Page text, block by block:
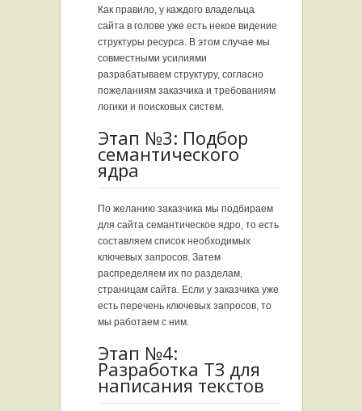
Как правило, у каждого владельца
сайта в голове уже есть некое видение
структуры ресурса. В этом случае мы
совместными усилиями
разрабатываем структуру, согласно
пожеланиям заказчика и требованиям
логики и поисковых систем.
Этап №3: Подбор
семантического
ядра
По желанию заказчика мы подбираем
для сайта семантическое ядро, то есть
составляем список необходимых
ключевых запросов. Затем
распределяем их по разделам,
страницам сайта. Если у заказчика уже
есть перечень ключевых запросов, то
мы работаем с ним.
Этап №4:
Разработка ТЗ для
написания текстов